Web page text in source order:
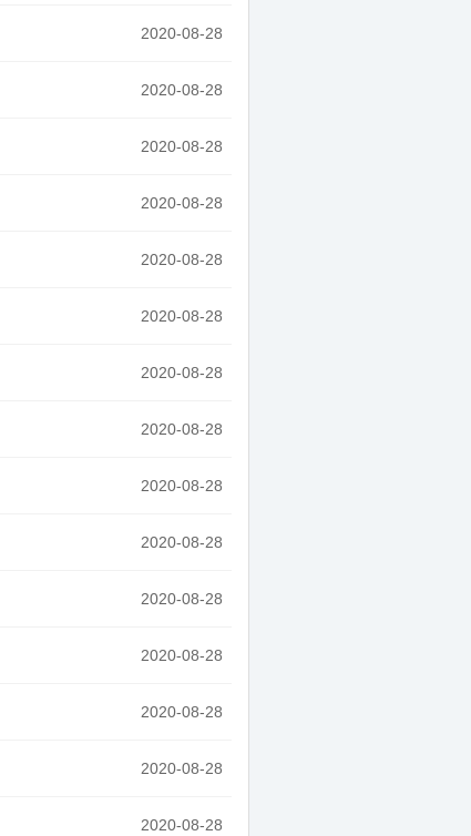
2020-08-28
2020-08-28
2020-08-28
2020-08-28
2020-08-28
2020-08-28
2020-08-28
2020-08-28
2020-08-28
2020-08-28
2020-08-28
2020-08-28
2020-08-28
2020-08-28
2020-08-28